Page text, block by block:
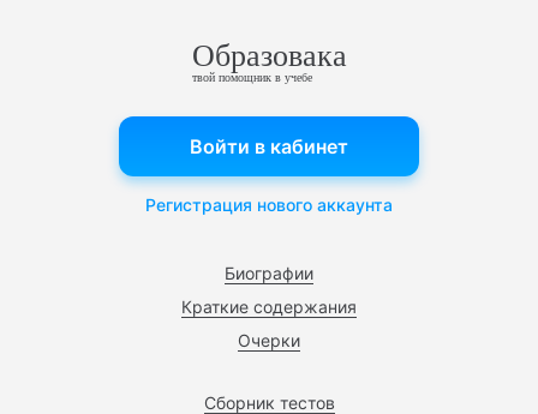
Образовака
твой помощник в учебе
Биографии
Краткие содержания
Очерки
Сборник тестов
Войти в кабинет
Регистрация нового аккаунта